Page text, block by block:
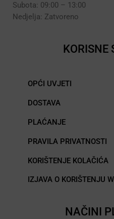
Subota: 09:00 – 13:00
Nedjelja: Zatvoreno
KORISNE
OPĆI UVJETI
DOSTAVA
PLAĆANJE
PRAVILA PRIVATNOSTI
KORIŠTENJE KOLAČIĆA
IZJAVA O KORIŠTENJU
NAČINI